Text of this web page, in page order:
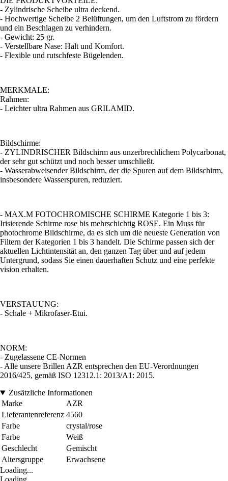
- Zylindrische Scheibe ultra deckend.
- Hochwertige Scheibe 2 Belüftungen, um den Luftstrom zu fördern
und ein Beschlagen zu verhindern.
- Gewicht: 25 gr.
- Verstellbare Nase: Halt und Komfort.
- Flexible und rutschfeste Bügelenden.
MERKMALE:
Rahmen:
- Leichter ultra Rahmen aus GRILAMID.
Bildschirme:
- ZYLINDRISCHER Bildschirm aus unzerbrechlichem Polycarbonat,
der sehr gut schützt und noch besser umschließt.
- Wasserabweisender Bildschirm, der die Spuren auf dem Bildschirm,
insbesondere Wasserspuren, reduziert.
- MAX.M FOTOCHROMISCHE SCHIRME Kategorie 1 bis 3:
Irisierende Schirme rose bis mehrschichtig ROSE. Ein Muss für
photochrome Bildschirme, da es sich um die neueste Generation von
Filtern der Kategorien 1 bis 3 handelt. Die Schirme passen sich der
aktuellen Lichtintensität an, den ganzen Tag über und auf jedem
Untergrund, sodass Sie einen dauerhaften Schutz und eine perfekte
vision erhalten.
VERSTAUUNG:
- Schale + Mikrofaser-Etui.
NORM:
- Zugelassene CE-Normen
- Alle unsere Brillen AZR entsprechen den EU-Verordnungen
2016/425, gemäß ISO 12312.1: 2013/A1: 2015.
Zusätzliche Informationen
Marke
AZR
Lieferantenreferenz 4560
Farbe
crystal/rose
Farbe
Weiß
Geschlecht
Gemischt
Altersgruppe
Erwachsene
Loading...